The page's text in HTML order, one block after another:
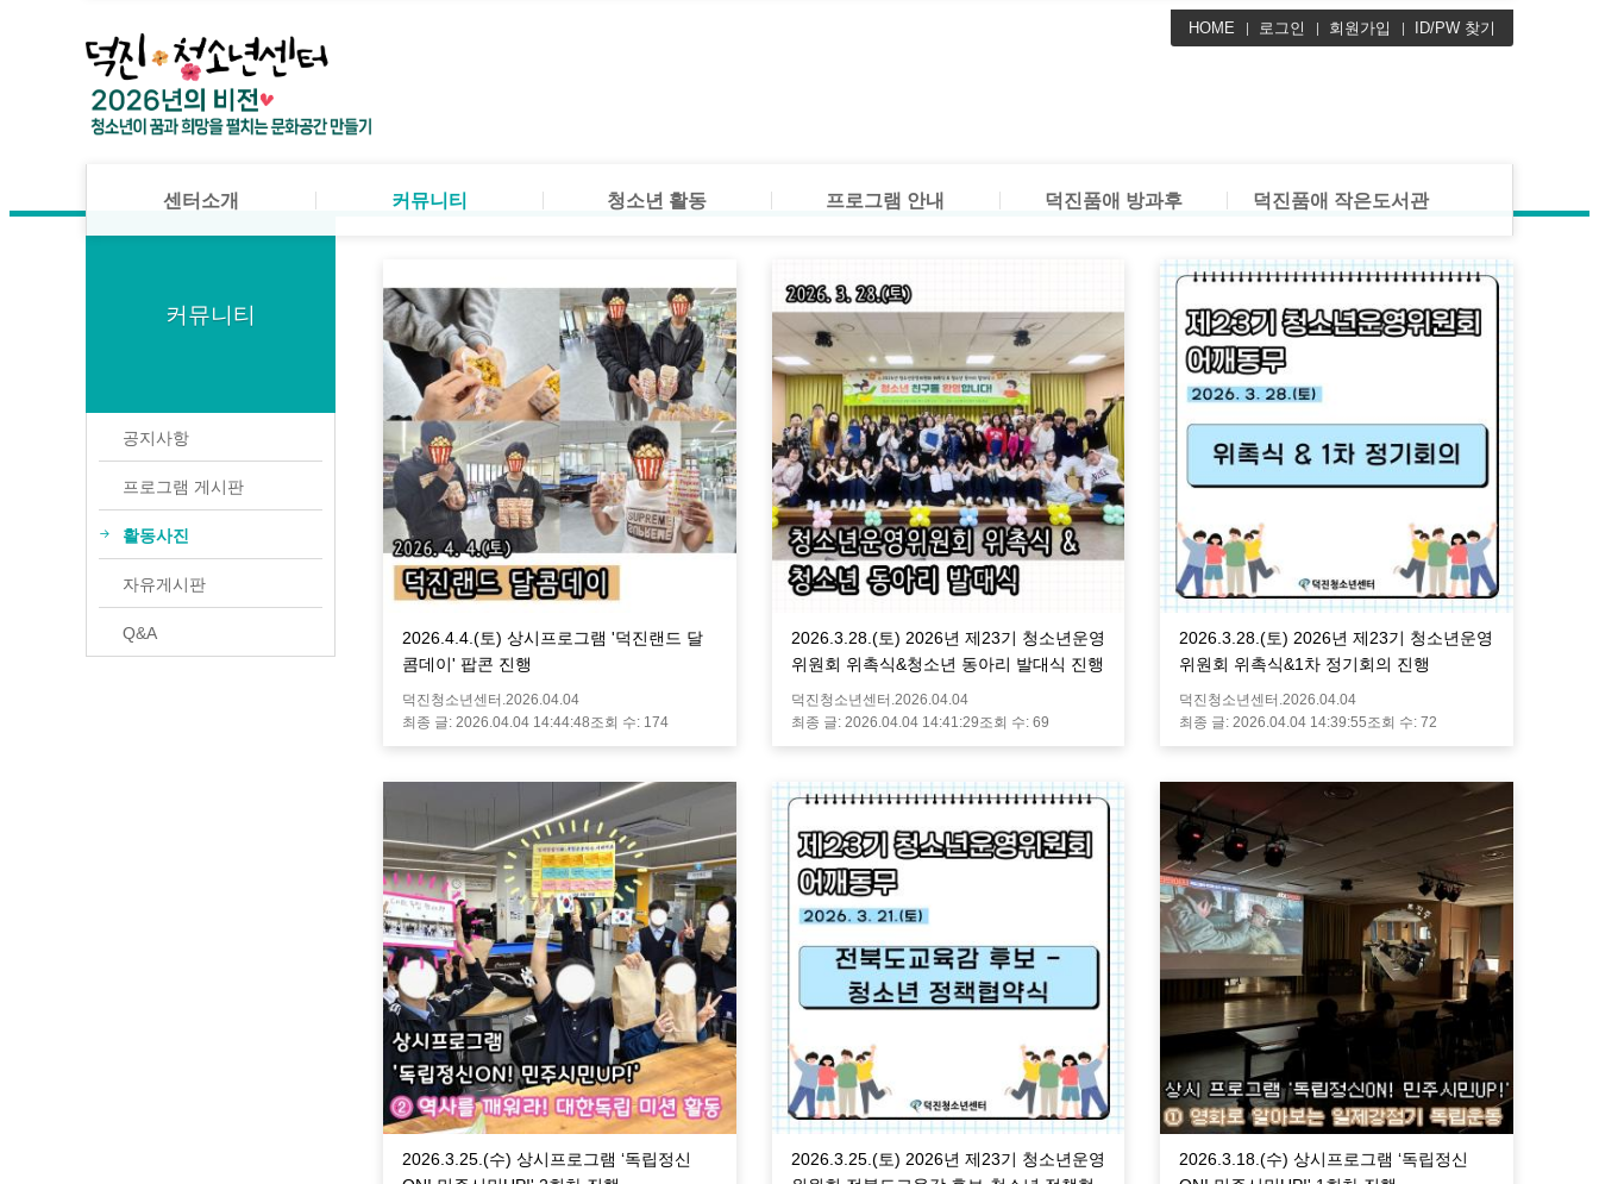
HOME
로그인 회원가입 ID/PW 찾기
센터소개
미션·비전·목표
대관안내
시설이용안내
찾아오시는 길
커뮤니티
프로그램 게시판
활동사진
자유게시판
청소년 활동
청소년 동아리
자원봉사
프로그램 안내
수강신청
덕진품애 방과후
방과후 활동사진
프로그램 안내
소개 및 운영안내
덕진품애 작은도서관
도서관 공지사항
도서관 활동사진
새로 들어온 책
프로그램 안내
미션·비전·목표
조직도
도서관 공지사항
커뮤니티
공지사항
프로그램 게시판
활동사진
자유게시판
Q&A
2026.4.4.(토) 상시프로그램 '덕진랜드 달
콤데이' 팝콘 진행
덕진청소년센터. 2026.04.04
최종 글: 2026.04.04 14:44:48조회 수: 174
2026.3.28.(토) 2026년 제23기 청소년운영
위원회 위촉식&청소년 동아리 발대식 진행
덕진청소년센터. 2026.04.04
최종 글: 2026.04.04 14:41:29조회 수: 69
2026.3.28.(토) 2026년 제23기 청소년운영
위원회 위촉식&1차 정기회의 진행
덕진청소년센터. 2026.04.04
최종 글: 2026.04.04 14:39:55조회 수:72
2026.3.25.(수) 상시프로그램 ‘독립정신
2026.3.25.(토) 2026년 제23기 청소년운영
2026.3.18.(수) 상시프로그램 ‘독립정신
청소년 활동
프로그램 안내
덕진품애 방과후